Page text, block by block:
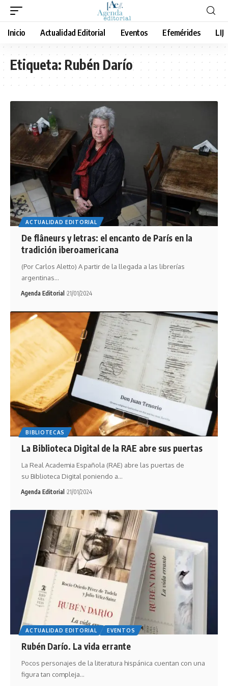
Inicio Actualidad Editorial Eventos Efemérides LIJ
Etiqueta:Rubén Darío
ACTUALIDAD EDITORIAL
De flâneurs y letras: el encanto de París en la
tradición iberoamericana
(Por Carlos Aletto) A partir de la llegada a las librerías
argentinas…
Agenda Editorial 21/01/2024
BIBLIOTECAS
La Biblioteca Digital de la RAE abre sus puertas
La Real Academia Española (RAE) abre las puertas de
su Biblioteca Digital poniendo a…
Agenda Editorial 21/01/2024
ACTUALIDAD EDITORIAL EVENTOS
Rubén Darío. La vida errante
Pocos personajes de la literatura hispánica cuentan con una
figura tan compleja…